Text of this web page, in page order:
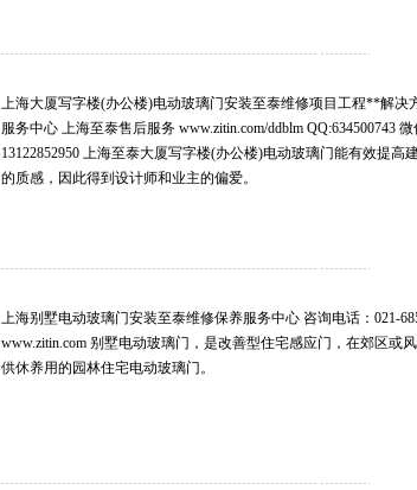
上海大厦写字楼(办公楼)电动玻璃门安装至泰维修项目工程**解决
服务中心 上海至泰售后服务 www.zitin.com/ddblm QQ:634500743 微
13122852950 上海至泰大厦写字楼(办公楼)电动玻璃门能有效提高
的质感，因此得到设计师和业主的偏爱。
上海别墅电动玻璃门安装至泰维修保养服务中心 咨询电话：021-
www.zitin.com 别墅电动玻璃门，是改善型住宅感应门，在郊区或
供休养用的园林住宅电动玻璃门。